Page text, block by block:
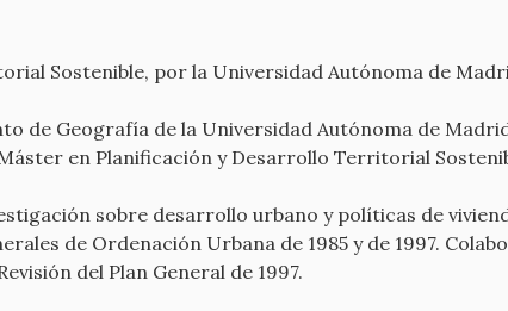
Sostenible, por la Universidad Autónoma de
de Geografía de la Universidad Autónoma de
en Planificación y Desarrollo Territorial
sobre desarrollo urbano y políticas de
de Ordenación Urbana de 1985 y de 1997.
del Plan General de 1997.